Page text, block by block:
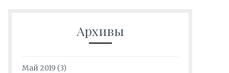
Архивы
Май 2019 (3)